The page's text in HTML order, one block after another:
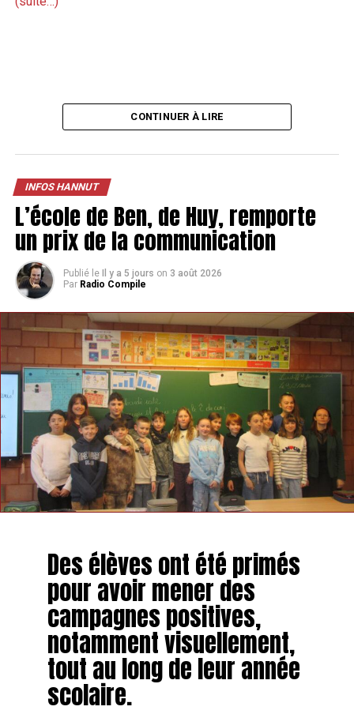
CONTINUER À LIRE
INFOS HANNUT
L’école de Ben, de Huy, remporte
un prix de la communication
Publié le Il y a 5 jours on 3 août 2026
Par Radio Compile
Des élèves ont été primés
pour avoir mener des
campagnes positives,
notamment visuellement,
tout au long de leur année
scolaire.